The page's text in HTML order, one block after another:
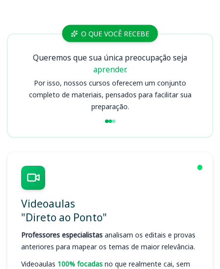
Cursos O QUE VOCÊ RECEBE
Queremos que sua única preocupação seja
aprender.
Por isso, nossos cursos oferecem um conjunto
completo de materiais, pensados para facilitar sua
preparação.
Videoaulas
"Direto ao Ponto"
Professores especialistas analisam os editais e provas
anteriores para mapear os temas de maior relevância.
Videoaulas 100% focadas no que realmente cai, sem